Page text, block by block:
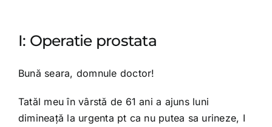
I: Operatie prostata
Bună seara, domnule doctor!
Tatăl meu în vârstă de 61 ani a ajuns luni
dimineață la urgenta pt ca nu putea sa urineze, I